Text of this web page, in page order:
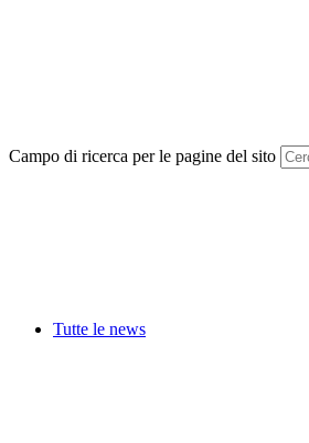
Campo di ricerca per le pagine del sito
Tutte le news